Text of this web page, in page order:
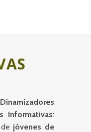
Informativas:
jóvenes de